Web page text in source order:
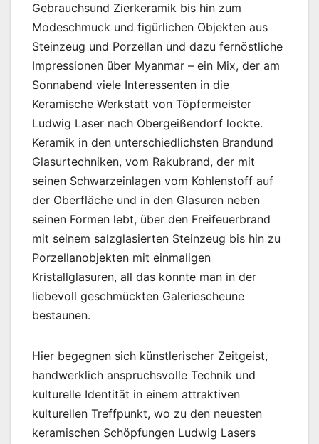
Gebrauchsund Zierkeramik bis hin zum
Modeschmuck und figürlichen Objekten aus
Steinzeug und Porzellan und dazu fernöstliche
Impressionen über Myanmar – ein Mix, der am
Sonnabend viele Interessenten in die
Keramische Werkstatt von Töpfermeister
Ludwig Laser nach Obergeißendorf lockte.
Keramik in den unterschiedlichsten Brandund
Glasurtechniken, vom Rakubrand, der mit
seinen Schwarzeinlagen vom Kohlenstoff auf
der Oberfläche und in den Glasuren neben
seinen Formen lebt, über den Freifeuerbrand
mit seinem salzglasierten Steinzeug bis hin zu
Porzellanobjekten mit einmaligen
Kristallglasuren, all das konnte man in der
liebevoll geschmückten Galeriescheune
bestaunen.
Hier begegnen sich künstlerischer Zeitgeist,
handwerklich anspruchsvolle Technik und
kulturelle Identität in einem attraktiven
kulturellen Treffpunkt, wo zu den neuesten
keramischen Schöpfungen Ludwig Lasers